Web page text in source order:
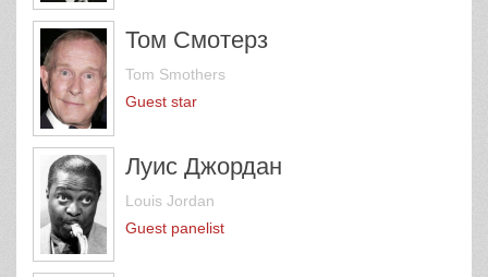
Том Смотерз
Tom Smothers
Guest star
Луис Джордан
Louis Jordan
Guest panelist